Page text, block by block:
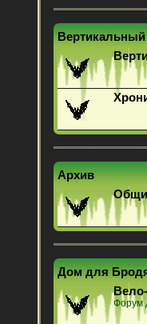
Архив
Дом для
Форум